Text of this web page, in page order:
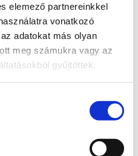
elemező partnereinkkel
vonatkozó
adatokat más olyan
meg számukra vagy az
gyűjtöttek.
Ft
2 900 Ft /